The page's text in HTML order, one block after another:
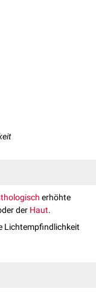
erhöhte
der Haut.
Lichtempfindlichkeit